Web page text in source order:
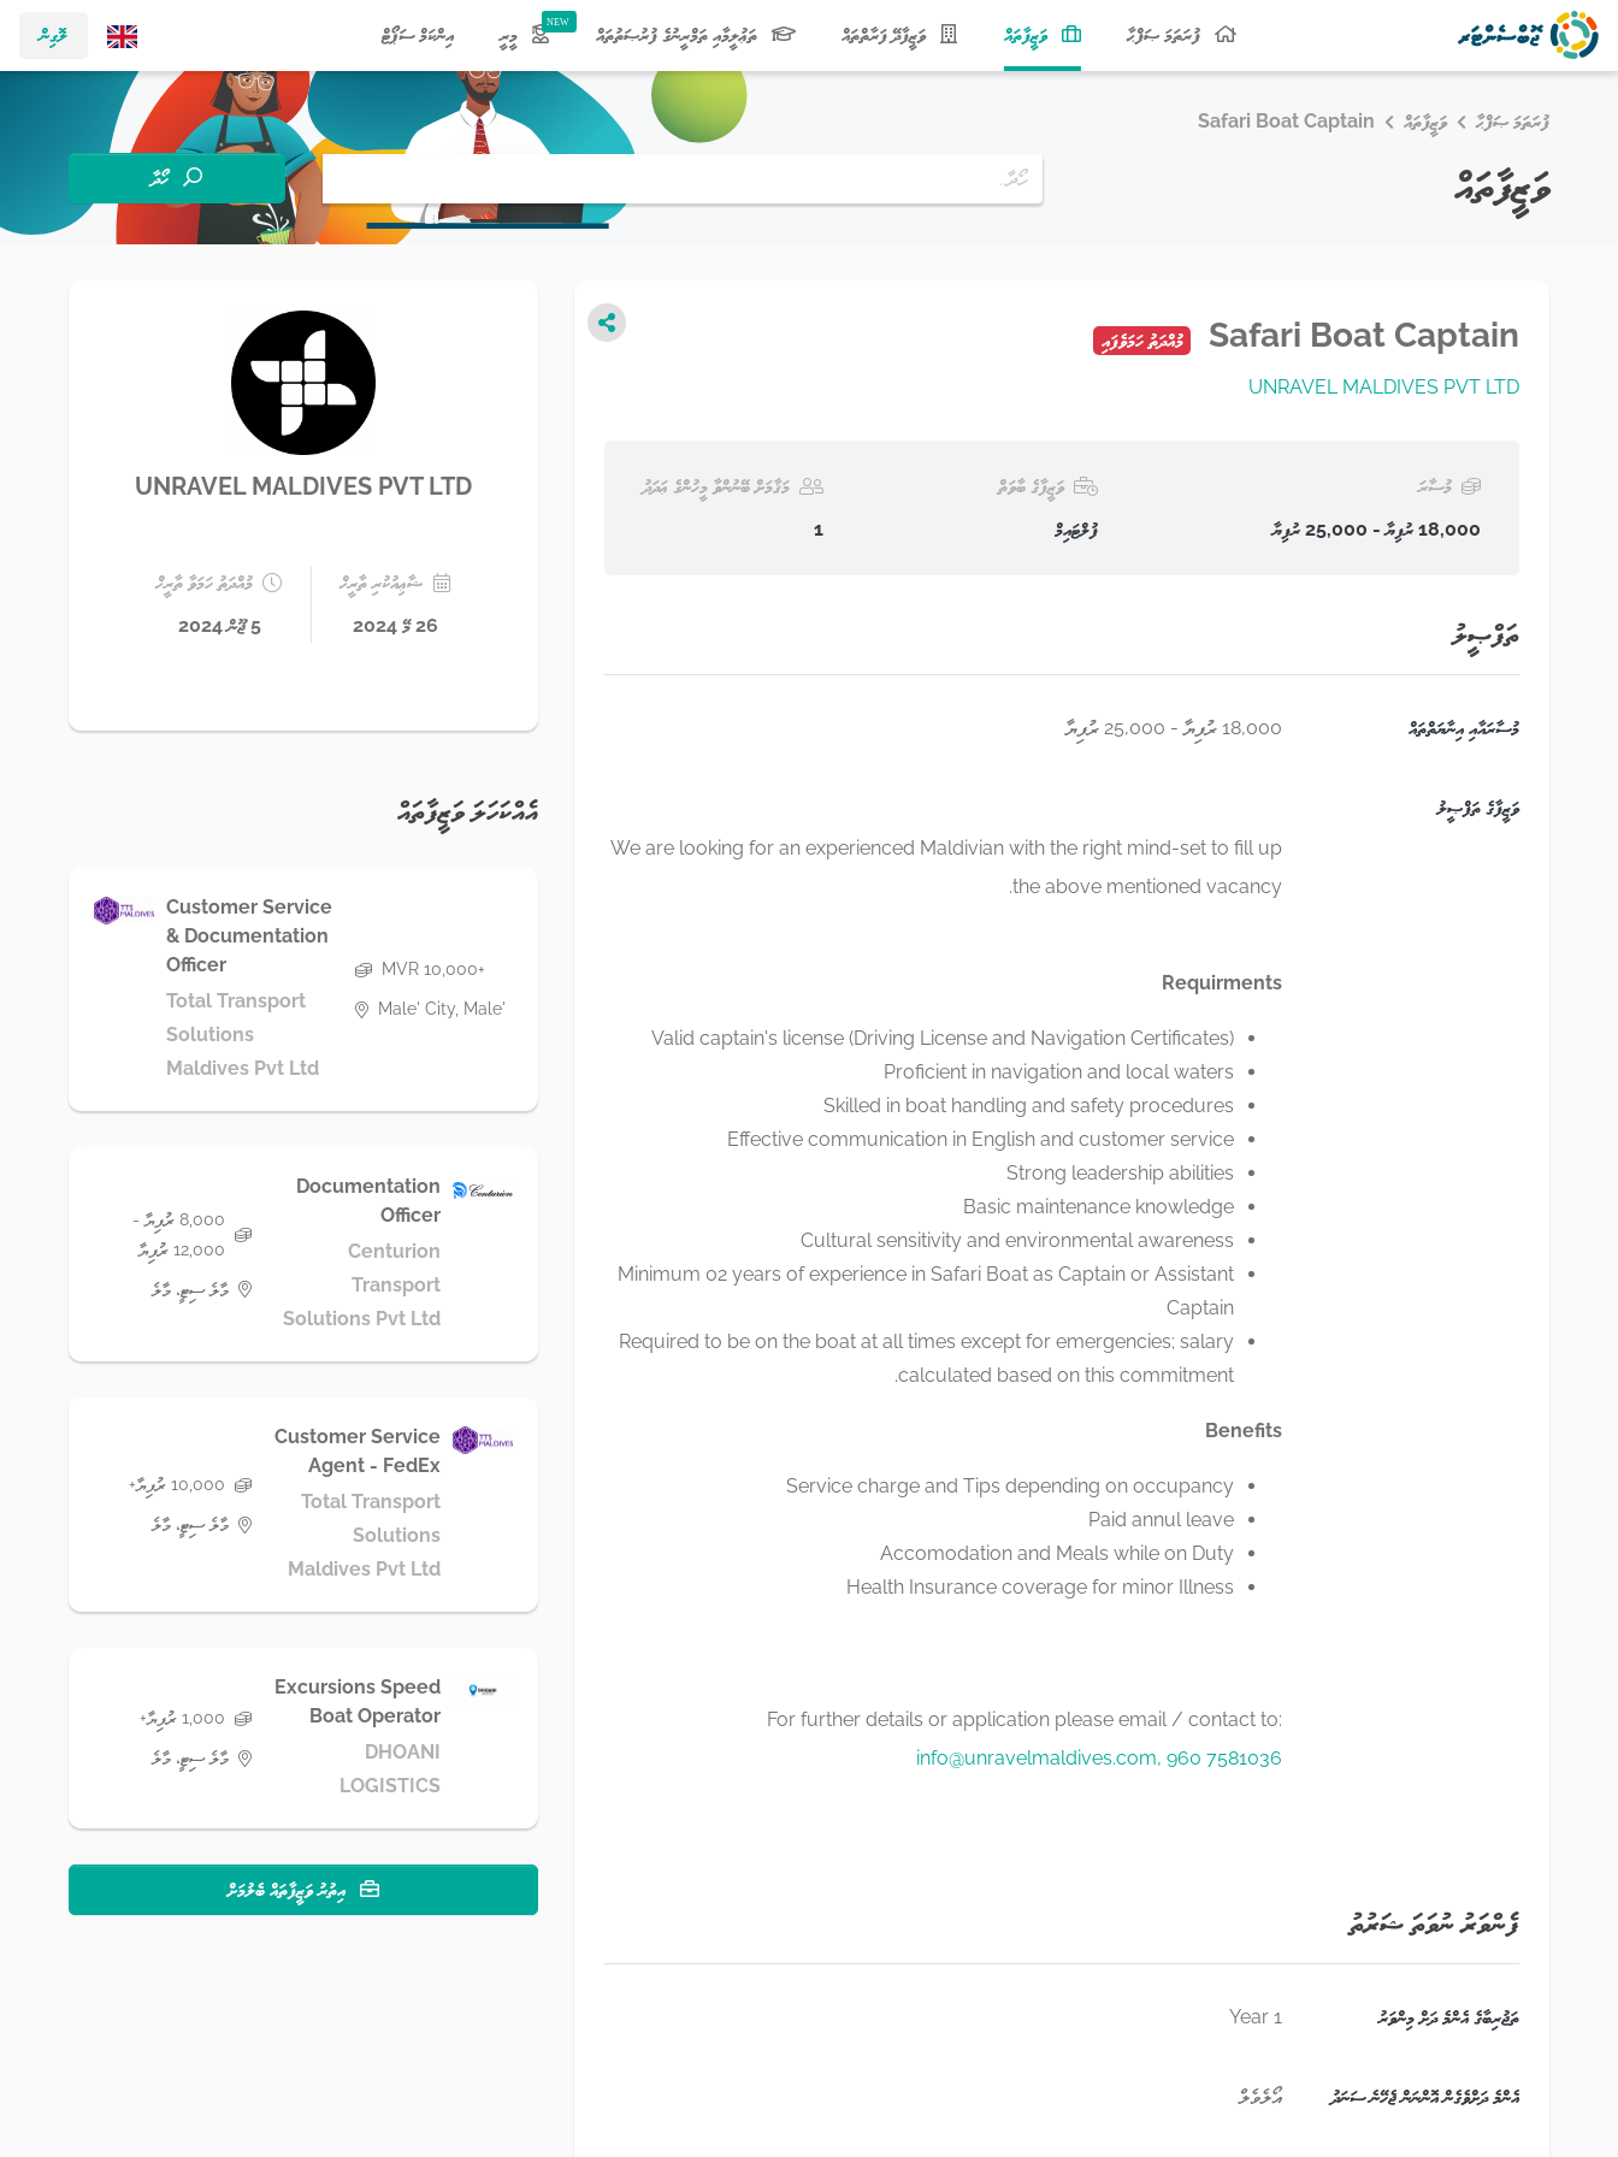
ލޮގިން ފުރަތަމަ ޞަފްޙާ ވަޒީފާތައް
(current) ވަޒީފާދޭ ފަރާތްތައް ތަޢުލީމާއި ތަމްރީނުގެ ފުރުޞަތުތައް މީރީ އިންކަމް ސަޕޯޓް
ފުރަތަމަ ޞަފްޙާ ވަޒީފާތައް Safari Boat Captain
ވަޒީފާތައް ހޯދާ
Safari Boat Captain މުއްދަތު ހަމަވެފައި
UNRAVEL MALDIVES PVT LTD
މުސާރަ
18,000 ރުފިޔާ - 25,000 ރުފިޔާ
ވަޒީފާގެ ބާވަތް
ފުލްޓައިމް
މަޤާމަށް ބޭނުންވާ މީހުންގެ ޢަދަދު
1
ތަފްޞީލު
މުސާރައާއި އިނާޔަތްތައް 18,000 ރުފިޔާ - 25,000 ރުފިޔާ
ވަޒީފާގެ ތަފްޞީލު
We are looking for an experienced Maldivian with the right mind-set to fill up
the above mentioned vacancy.
Requirments
Valid captain's license (Driving License and Navigation Certificates)
Proficient in navigation and local waters
Skilled in boat handling and safety procedures
Effective communication in English and customer service
Strong leadership abilities
Basic maintenance knowledge
Cultural sensitivity and environmental awareness
Minimum 02 years of experience in Safari Boat as Captain or Assistant
Captain
Required to be on the boat at all times except for emergencies; salary
calculated based on this commitment.
Benefits
Service charge and Tips depending on occupancy
Paid annul leave
Accomodation and Meals while on Duty
Health Insurance coverage for minor Illness
For further details or application please email / contact to:
info@unravelmaldives.com, 960 7581036
ފެންވަރު ނުވަތަ ޝަރުތު
ތަޖުރިބާގެ އެންމެ ދަށް މިންވަރު 1 Year
އެންމެ ދަށްވެގެން އޮންނަން ޖެހޭނެ ސަނަދު އޯލެވެލް
UNRAVEL MALDIVES PVT LTD
ޝާޢިއުކުރި ތާރީޚް
26 މޭ 2024
މުއްދަތު ހަމަވާ ތާރީޚް
5 ޖޫން 2024
އެއްކަހަލަ ވަޒީފާތައް
Customer Service
& Documentation
Officer
Total Transport
Solutions
Maldives Pvt Ltd
MVR 10,000+
Male' City, Male'
Documentation
Officer
Centurion
Transport
Solutions Pvt Ltd
8,000 ރުފިޔާ -
12,000 ރުފިޔާ
މާލެ ސިޓީ، މާލެ
Customer Service
Agent - FedEx
Total Transport
Solutions
Maldives Pvt Ltd
10,000 ރުފިޔާ+
މާލެ ސިޓީ، މާލެ
Excursions Speed
Boat Operator
DHOANI
LOGISTICS
1,000 ރުފިޔާ+
މާލެ ސިޓީ، މާލެ
އިތުރު ވަޒީފާތައް ބެލުމަށް